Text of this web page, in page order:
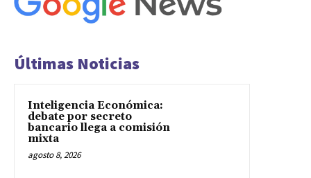
Últimas Noticias
Inteligencia Económica:
debate por secreto
bancario llega a comisión
mixta
agosto 8, 2026